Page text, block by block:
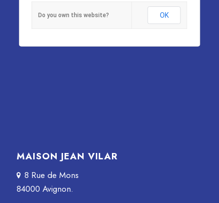
Do you own this website? OK
MAISON JEAN VILAR
8 Rue de Mons
84000 Avignon.